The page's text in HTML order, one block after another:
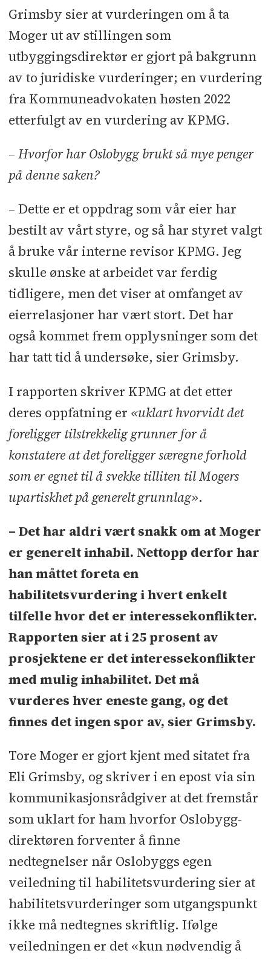
Grimsby sier at vurderingen om å ta
Moger ut av stillingen som
utbyggingsdirektør er gjort på bakgrunn
av to juridiske vurderinger; en vurdering
fra Kommuneadvokaten høsten 2022
etterfulgt av en vurdering av KPMG.
– Hvorfor har Oslobygg brukt så mye penger
på denne saken?
– Dette er et oppdrag som vår eier har
bestilt av vårt styre, og så har styret valgt
å bruke vår interne revisor KPMG. Jeg
skulle ønske at arbeidet var ferdig
tidligere, men det viser at omfanget av
eierrelasjoner har vært stort. Det har
også kommet frem opplysninger som det
har tatt tid å undersøke, sier Grimsby.
I rapporten skriver KPMG at det etter
deres oppfatning er «uklart hvorvidt det
foreligger tilstrekkelig grunner for å
konstatere at det foreligger særegne forhold
som er egnet til å svekke tilliten til Mogers
upartiskhet på generelt grunnlag».
– Det har aldri vært snakk om at Moger
er generelt inhabil. Nettopp derfor har
han måttet foreta en
habilitetsvurdering i hvert enkelt
tilfelle hvor det er interessekonflikter.
Rapporten sier at i 25 prosent av
prosjektene er det interessekonflikter
med mulig inhabilitet. Det må
vurderes hver eneste gang, og det
finnes det ingen spor av, sier Grimsby.
Tore Moger er gjort kjent med sitatet fra
Eli Grimsby, og skriver i en epost via sin
kommunikasjonsrådgiver at det fremstår
som uklart for ham hvorfor Oslobygg-
direktøren forventer å finne
nedtegnelser når Oslobyggs egen
veiledning til habilitetsvurdering sier at
habilitetsvurderinger som utgangspunkt
ikke må nedtegnes skriftlig. Ifølge
veiledningen er det «kun nødvendig å